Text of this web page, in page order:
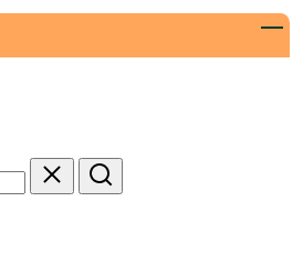
Tilbakestill
Søk